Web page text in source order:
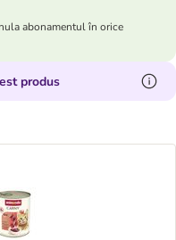
abonamentul în orice
produs